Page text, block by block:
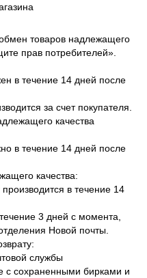
товаров надлежащего
прав потребителей».
в течение 14 дней после
за счет покупателя.
качества
в течение 14 дней после
качества:
в течение 14
3 дней с момента,
Новой почты.
службы
с сохраненными бирками и